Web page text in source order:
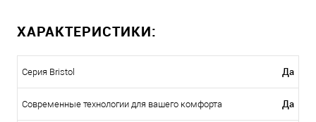
ХАРАКТЕРИСТИКИ:
Серия Bristol Да
Современные технологии для вашего комфорта Да